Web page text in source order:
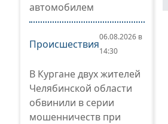
автомобилем
Происшествия
06.08.2026 в
14:30
В Кургане двух жителей
Челябинской области
обвинили в серии
мошенничеств при